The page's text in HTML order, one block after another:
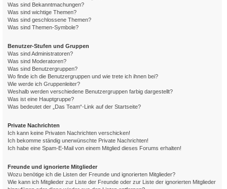
Was sind Bekanntmachungen?
Was sind wichtige Themen?
Was sind geschlossene Themen?
Was sind Themen-Symbole?
Benutzer-Stufen und Gruppen
Was sind Administratoren?
Was sind Moderatoren?
Was sind Benutzergruppen?
Wo finde ich die Benutzergruppen und wie trete ich ihnen bei?
Wie werde ich Gruppenleiter?
Weshalb werden verschiedene Benutzergruppen farbig dargestellt?
Was ist eine Hauptgruppe?
Was bedeutet der „Das Team“-Link auf der Startseite?
Private Nachrichten
Ich kann keine Privaten Nachrichten verschicken!
Ich bekomme ständig unerwünschte Private Nachrichten!
Ich habe eine Spam-E-Mail von einem Mitglied dieses Forums erhalten!
Freunde und ignorierte Mitglieder
Wozu benötige ich die Listen der Freunde und ignorierten Mitglieder?
Wie kann ich Mitglieder zur Liste der Freunde oder zur Liste der ignorierten Mitglieder